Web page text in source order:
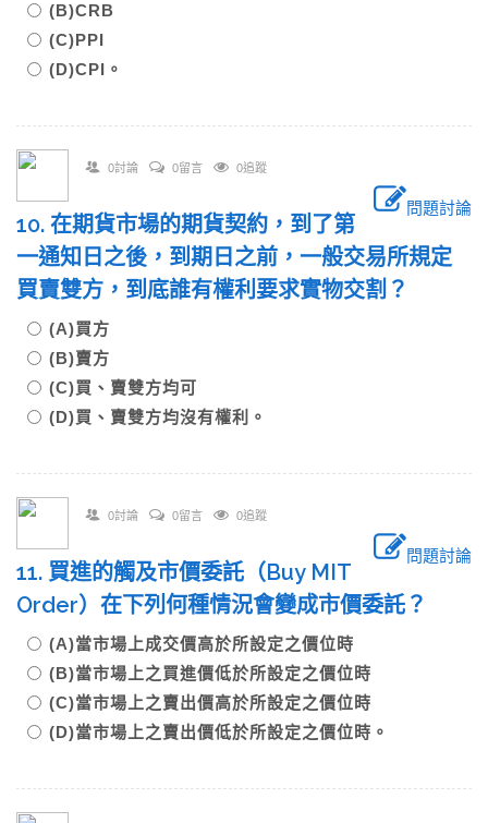
(B)CRB
(C)PPI
(D)CPI。
0討論 0留言 0追蹤
問題討論
10. 在期貨市場的期貨契約，到了第
一通知日之後，到期日之前，一般交易所規定
買賣雙方，到底誰有權利要求實物交割？
(A)買方
(B)賣方
(C)買、賣雙方均可
(D)買、賣雙方均沒有權利。
0討論 0留言 0追蹤
問題討論
11. 買進的觸及市價委託（Buy MIT
Order）在下列何種情況會變成市價委託？
(A)當市場上成交價高於所設定之價位時
(B)當市場上之買進價低於所設定之價位時
(C)當市場上之賣出價高於所設定之價位時
(D)當市場上之賣出價低於所設定之價位時。